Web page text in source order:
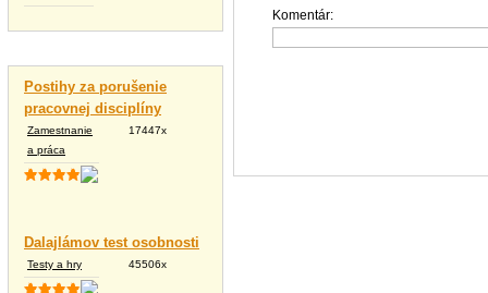
Postihy za porušenie
pracovnej disciplíny
Zamestnanie
a práca
17447x
Dalajlámov test osobnosti
Testy a hry 45506x
Komentár: